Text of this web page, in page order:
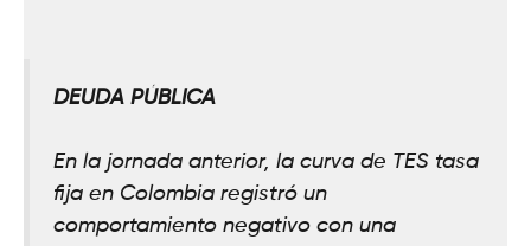
DEUDA PÚBLICA
En la jornada anterior, la curva de TES tasa
fija en Colombia registró un
comportamiento negativo con una